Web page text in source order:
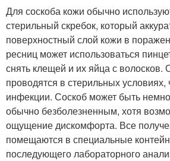
Для соскоба кожи обычно
стерильный скребок, который
поверхностный слой кожи в
ресниц может использоваться
снять клещей и их яйца с волосков.
проводятся в стерильных
инфекции. Соскоб может быть
обычно безболезненным, хотя
ощущение дискомфорта. Все
помещаются в специальные
последующего лабораторного